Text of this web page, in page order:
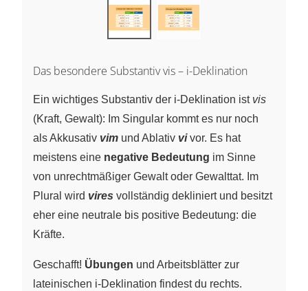
Das besondere Substantiv vis – i-Deklination
Ein wichtiges Substantiv der i-Deklination ist vis
(Kraft, Gewalt): Im Singular kommt es nur noch
als Akkusativ vim und Ablativ vivor. Es hat
meistens eine negative Bedeutung im Sinne
von unrechtmäßiger Gewalt oder Gewalttat. Im
Plural wird vires vollständig dekliniert und besitzt
eher eine neutrale bis positive Bedeutung: die
Kräfte.
Geschafft! Übungen und Arbeitsblätter zur
lateinischen i-Deklination findest du rechts.